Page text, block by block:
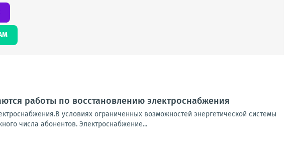
работы по восстановлению электроснабжения
условиях ограниченных возможностей энергетической системы
числа абонентов. Электроснабжение...